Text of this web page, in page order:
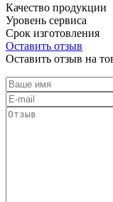
Качество продукции
Уровень сервиса
Срок изготовления
Оставить отзыв
Оставить отзыв на